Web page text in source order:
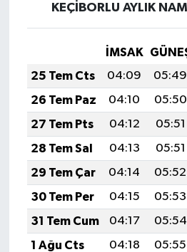
KEÇİBORLU AYLIK
İMSAK
25 Tem Cts
04:09 05:49
26 Tem Paz
04:10 05:50
27 Tem Pts
04:12 05:51
28 Tem Sal
04:13 05:51
29 Tem Çar
04:14 05:52
30 Tem Per
04:15 05:53
31 Tem Cum
04:17 05:54
1 Ağu Cts
04:18 05:55